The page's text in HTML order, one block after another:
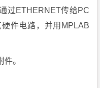
过ETHERNET传给PC
件电路，并用MPLAB
。